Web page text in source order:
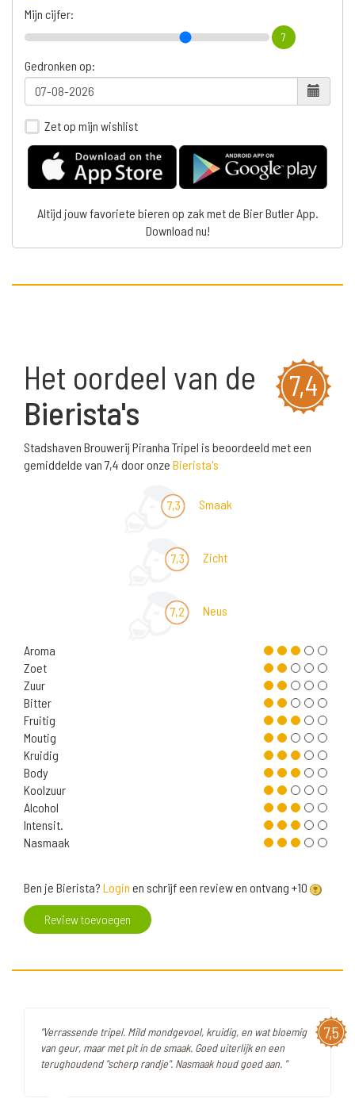
Mijn cijfer:
7
Gedronken op:
Zet op mijn wishlist
Altijd jouw favoriete bieren op zak met de Bier Butler App.
Download nu!
7,4
Het oordeel van de
Bierista's
Stadshaven Brouwerij Piranha Tripel is beoordeeld met een
gemiddelde van 7,4 door onze Bierista's
7,3 Smaak
7,3 Zicht
7,2 Neus
Aroma
Zoet
Zuur
Bitter
Fruitig
Moutig
Kruidig
Body
Koolzuur
Alcohol
Intensit.
Nasmaak
Ben je Bierista? Login en schrijf een review en ontvang +10
Review toevoegen
7,5
"Verrassende tripel. Mild mondgevoel, kruidig, en wat bloemig
van geur, maar met pit in de smaak. Goed uiterlijk en een
terughoudend "scherp randje". Nasmaak houd goed aan. "